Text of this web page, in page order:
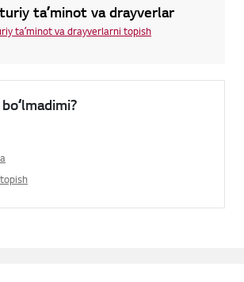
taʼminot va drayverlar
taʼminot va drayverlarni topish